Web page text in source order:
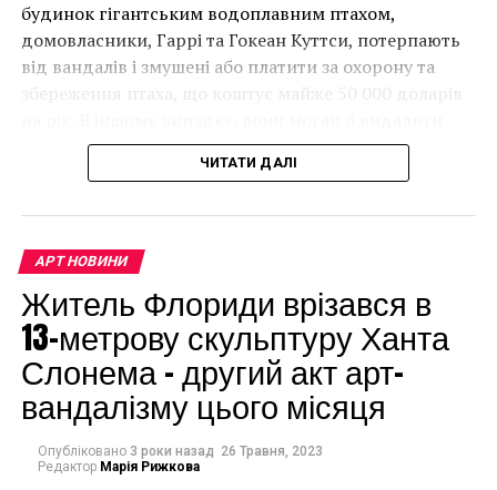
будинок гігантським водоплавним птахом,
домовласники, Гаррі та Гокеан Куттси, потерпають
від вандалів і змушені або платити за охорону та
збереження птаха, що коштує майже 50 000 доларів
мурал, що може коштувати до чверті мільйона
доларів.
ЧИТАТИ ДАЛІ
АРТ НОВИНИ
Житель Флориди врізався в
13-метрову скульптуру Ханта
Слонема – другий акт арт-
вандалізму цього місяця
Опубліковано 3 роки назад 26 Травня, 2023
Редактор Марія Рижкова